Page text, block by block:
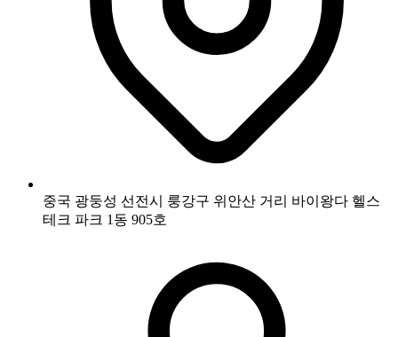
중국 광둥성 선전시 룽강구 위안산 거리 바이왕다 헬스
테크 파크 1동 905호